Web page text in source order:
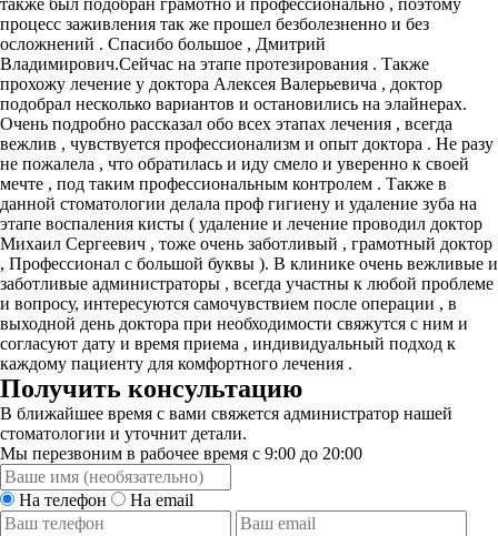
также был подобран грамотно и профессионально , поэтому
процесс заживления так же прошел безболезненно и без
осложнений . Спасибо большое , Дмитрий
Владимирович.Сейчас на этапе протезирования . Также
прохожу лечение у доктора Алексея Валерьевича , доктор
подобрал несколько вариантов и остановились на элайнерах.
Очень подробно рассказал обо всех этапах лечения , всегда
вежлив , чувствуется профессионализм и опыт доктора . Не разу
не пожалела , что обратилась и иду смело и уверенно к своей
мечте , под таким профессиональным контролем . Также в
данной стоматологии делала проф гигиену и удаление зуба на
этапе воспаления кисты ( удаление и лечение проводил доктор
Михаил Сергеевич , тоже очень заботливый , грамотный доктор
, Профессионал с большой буквы ). В клинике очень вежливые и
заботливые администраторы , всегда участны к любой проблеме
и вопросу, интересуются самочувствием после операции , в
выходной день доктора при необходимости свяжутся с ним и
согласуют дату и время приема , индивидуальный подход к
каждому пациенту для комфортного лечения .
Получить консультацию
В ближайшее время с вами свяжется администратор нашей
стоматологии и уточнит детали.
Мы перезвоним в рабочее время с 9:00 до 20:00
На телефон На email